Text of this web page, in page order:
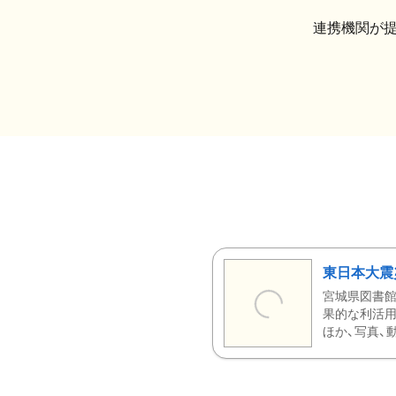
連携機関が
東日本大
宮城県図書
果的な利活
ほか、写真、